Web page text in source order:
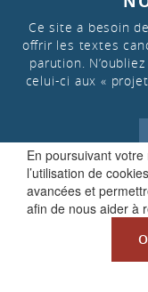
En poursuivant
l’utilisation de
avancées et
afin de nous aider à
Ce site a besoin
offrir les textes
parution.
celui-ci aux «